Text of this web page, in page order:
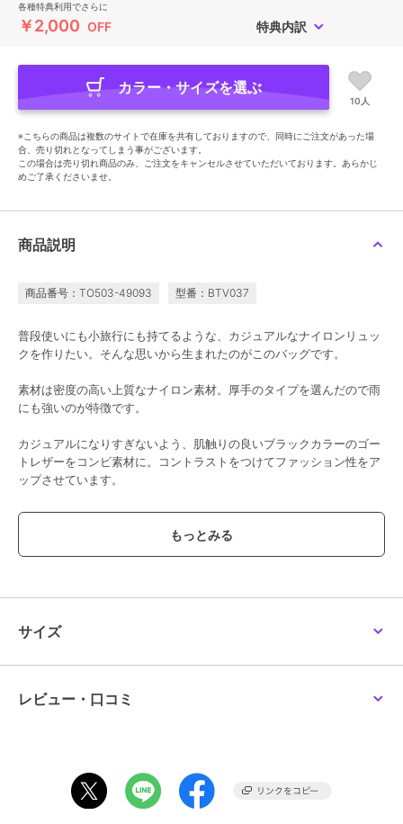
各種特典利用でさらに
￥2,000 OFF 特典内訳
カラー・サイズを選ぶ
10人
※こちらの商品は複数のサイトで在庫を共有しておりますので、同時にご注文があった場
合、売り切れとなってしまう事がございます。
この場合は売り切れ商品のみ、ご注文をキャンセルさせていただいております。あらかじ
めご了承くださいませ。
商品説明
商品番号：TO503-49093 型番：BTV037
普段使いにも小旅行にも持てるような、カジュアルなナイロンリュッ
クを作りたい。そんな思いから生まれたのがこのバッグです。
素材は密度の高い上質なナイロン素材。厚手のタイプを選んだので雨
にも強いのが特徴です。
カジュアルになりすぎないよう、肌触りの良いブラックカラーのゴー
トレザーをコンビ素材に。コントラストをつけてファッション性をア
ップさせています。
ハンドバッグ、ショルダーバッグ、リュックと3通りで持てるのが最
>>無料ギフトサービスについての詳細はこちら
ブランド
性別タイプ
レディース
バッグ
／その他バッグ
サイズ
レビュー・口コミ